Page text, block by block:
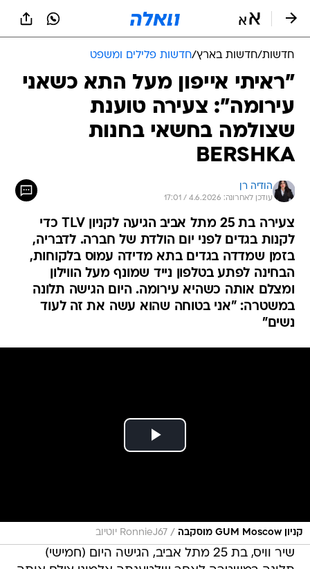
חדשות/חדשות בארץ/חדשות פלילים ומשפט
"ראיתי אייפון מעל התא כשאני
עירומה": צעירה טוענת
שצולמה בחשאי בחנות
BERSHKA
הודיה רן
עודכן לאחרונה: 4.6.2026 / 17:01
צעירה בת 25 מתל אביב הגיעה לקניון TLV כדי
לקנות בגדים לפני יום הולדת של חברה. לדבריה,
בזמן שמדדה בגדים בתא מדידה עמוס בלקוחות,
הבחינה לפתע בטלפון נייד שמונף מעל הווילון
ומצלם אותה כשהיא עירומה. היום הגישה תלונה
במשטרה: "אני בטוחה שהוא עשה את זה לעוד
נשים"
קניון GUM Moscow מוסקבה / RonnieJ67 יוטיוב
שיר וויס, בת 25 מתל אביב, הגישה היום (חמישי)